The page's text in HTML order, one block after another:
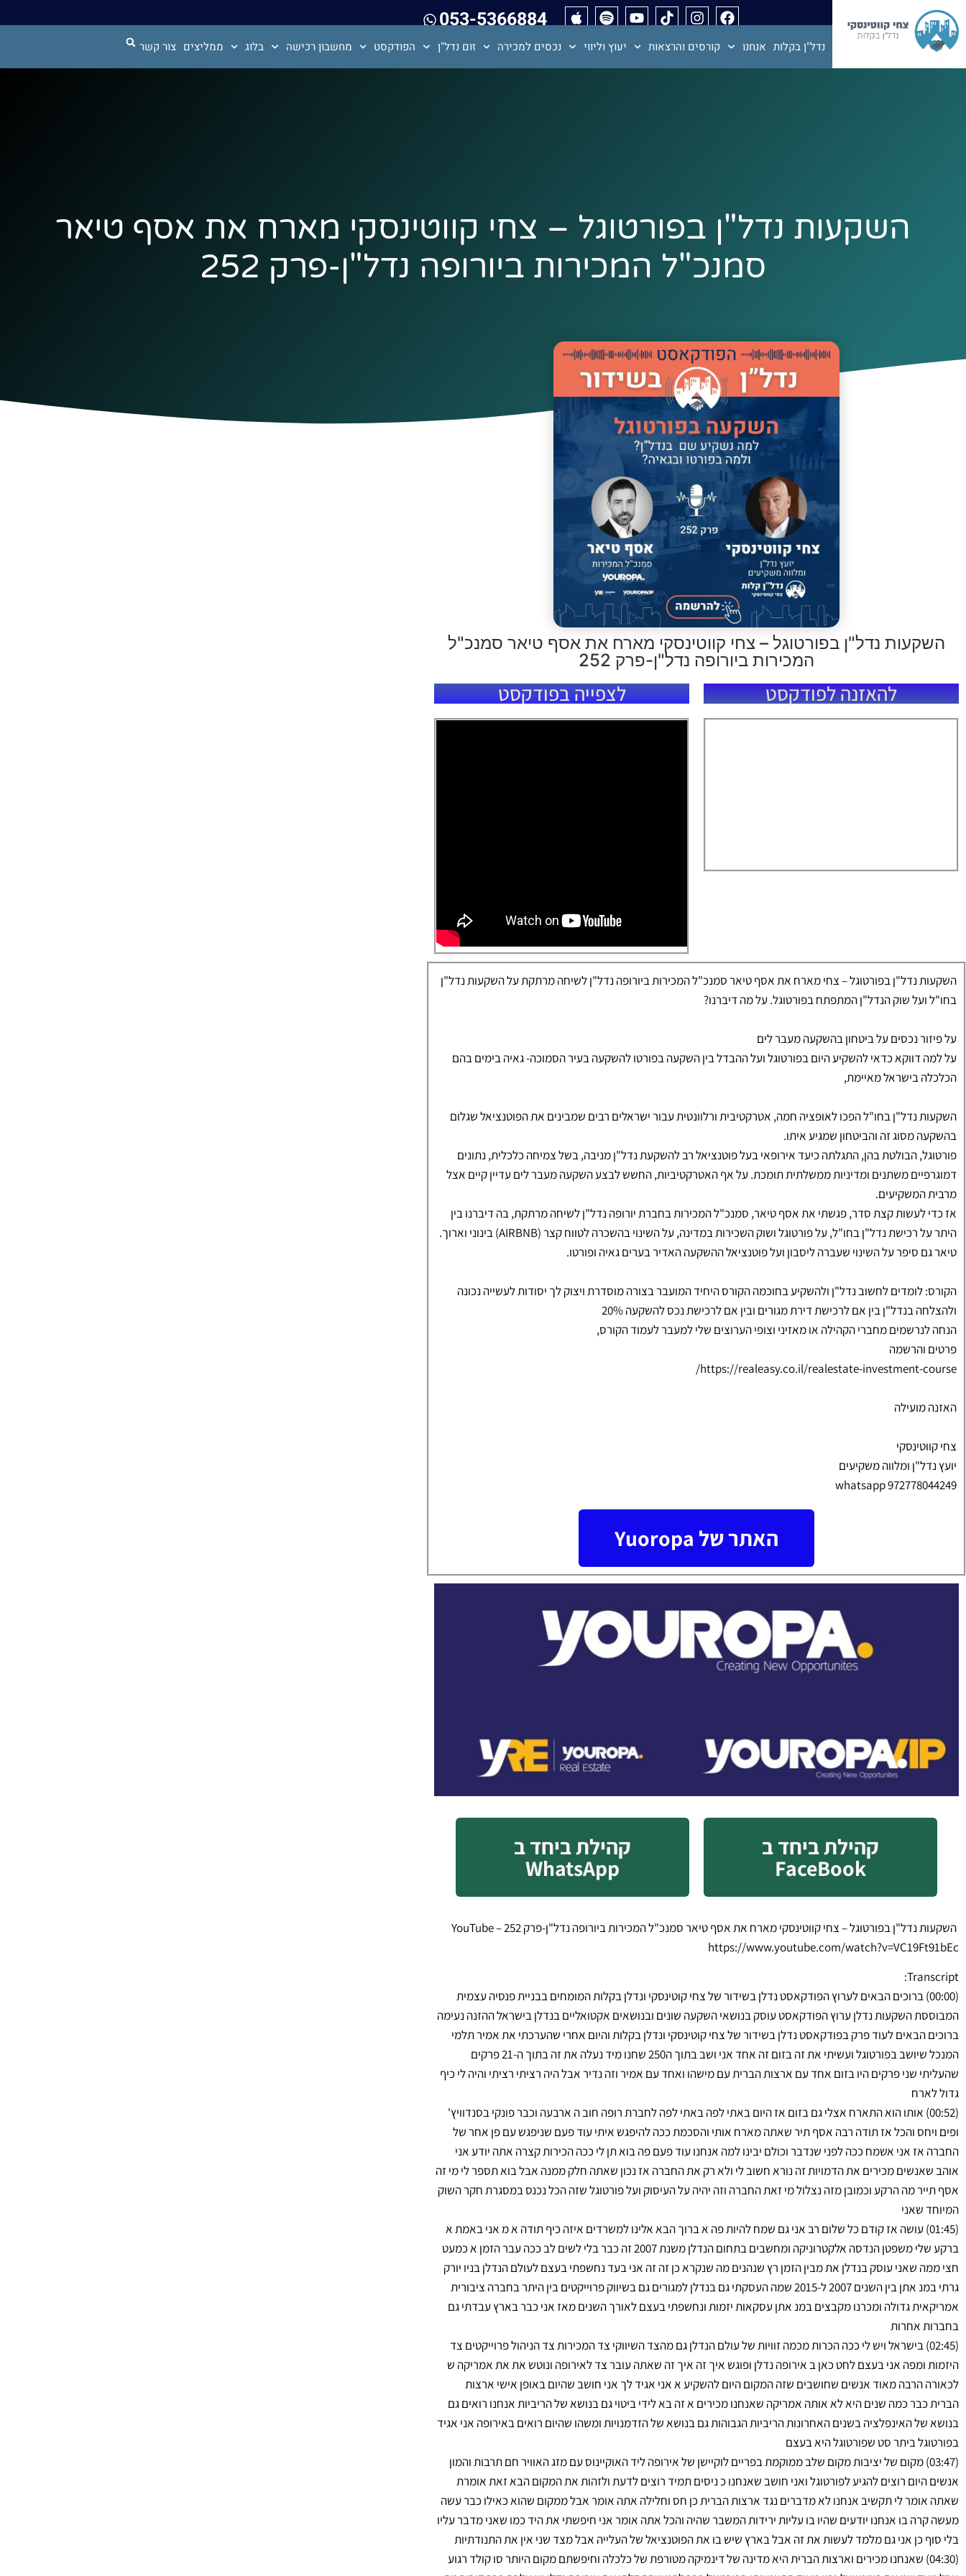
053-5366884
נדל"ן בקלות אנחנו קורסים והרצאות יעוץ וליווי נכסים למכירה זום נדל"ן הפודקסט מחשבון רכישה בלוג ממליצים צור קשר
השקעות נדל"ן בפורטוגל – צחי קווטינסקי מארח את אסף טיאר
סמנכ"ל המכירות ביורופה נדל"ן-פרק 252
השקעות נדל"ן בפורטוגל – צחי קווטינסקי מארח את אסף טיאר סמנכ"ל
המכירות ביורופה נדל"ן-פרק 252
להאזנה לפודקסט לצפייה בפודקסט
השקעות נדל"ן בפורטוגל – צחי מארח את אסף טיאר סמנכ"ל המכירות ביורופה נדל"ן לשיחה מרתקת על השקעות נדל"ן
בחו"ל ועל שוק הנדל"ן המתפתח בפורטוגל. על מה דיברנו?
על פיזור נכסים על ביטחון בהשקעה מעבר לים
על למה דווקא כדאי להשקיע היום בפורטוגל ועל ההבדל בין השקעה בפורטו להשקעה בעיר הסמוכה- גאיה בימים בהם
הכלכלה בישראל מאיימת,
השקעות נדל"ן בחו"ל הפכו לאופציה חמה, אטרקטיבית ורלוונטית עבור ישראלים רבים שמבינים את הפוטנציאל שגלום
בהשקעה מסוג זה והביטחון שמגיע איתו.
פורטוגל, הבולטת בהן, התגלתה כיעד אירופאי בעל פוטנציאל רב להשקעת נדל"ן מניבה, בשל צמיחה כלכלית, נתונים
דמוגרפיים משתנים ומדיניות ממשלתית תומכת. על אף האטרקטיביות, החשש לבצע השקעה מעבר לים עדיין קיים אצל
מרבית המשקיעים.
אז כדי לעשות קצת סדר, פגשתי את אסף טיאר, סמנכ"ל המכירות בחברת יורופה נדל"ן לשיחה מרתקת, בה דיברנו בין
היתר על רכישת נדל"ן בחו"ל, על פורטוגל ושוק השכירות במדינה, על השינוי בהשכרה לטווח קצר (AIRBNB) בינוני וארוך.
טיאר גם סיפר על השינוי שעברה ליסבון ועל פוטנציאל ההשקעה האדיר בערים גאיה ופורטו.
הקורס: לומדים לחשוב נדל"ן ולהשקיע בחוכמה הקורס היחיד המועבר בצורה מוסדרת ויצוק לך יסודות לעשייה נכונה
ולהצלחה בנדל"ן בין אם לרכישת דירת מגורים ובין אם לרכישת נכס להשקעה 20%
הנחה לנרשמים מחברי הקהילה או מאזיני וצופי הערוצים שלי למעבר לעמוד הקורס,
פרטים והרשמה
https://realeasy.co.il/realestate-investment-course/
האזנה מועילה
צחי קווטינסקי
יועץ נדל"ן ומלווה משקיעים
whatsapp 972778044249
האתר של Yuoropa
קהילת ביחד ב
FaceBook
קהילת ביחד ב
WhatsApp
השקעות נדל"ן בפורטוגל – צחי קווטינסקי מארח את אסף טיאר סמנכ"ל המכירות ביורופה נדל"ן-פרק 252 – YouTube
https://www.youtube.com/watch?v=VC19Ft91bEc
Transcript:
(00:00) ברוכים הבאים לערוץ הפודקאסט נדלן בשידור של צחי קוטינסקי ונדלן בקלות המומחים בבניית פנסיה עצמית
המבוססת השקעות נדלן ערוץ הפודקאסט עוסק בנושאי השקעה שונים ובנושאים אקטואליים בנדלן בישראל ההזנה נעימה
ברוכים הבאים לעוד פרק בפודקאסט נדלן בשידור של צחי קוטינסקי ונדלן בקלות והיום אחרי שהערכתי את אמיר תלמי
המנכל שיושב בפורטוגל ועשיתי את זה בזום זה אחד אני ושב בתוך ה250 שחנו מיד נעלה את זה בתוך ה-21 פרקים
שהעליתי שני פרקים היו בזום אחד עם ארצות הברית עם מישהו ואחד עם אמיר וזה נדיר אבל היה רציתי רציתי והיה לי כיף
גדול לארח
(00:52) אותו הוא התארח אצלי גם בזום אז היום באתי לפה באתי לפה לחברת רופה חוב ה ארבעה וכבר פונקי בסנדוויץ'
ופים ויחס והכל אז תודה רבה אסף תיר שאתה מארח אותי והסכמת ככה להיפגש איתי עוד פעם שניפגש עם פן אחר של
החברה אז אני אשמח ככה לפני שנדבר וכולם יבינו למה אנחנו עוד פעם פה בוא תן לי ככה הכירות קצרה אתה יודע אני
אוהב שאנשים מכירים את הדמויות זה נורא חשוב לי ולא רק את החברה אז נכון שאתה חלק ממנה אבל בוא תספר לי מי זה
אסף תייר מה הרקע וכמובן מזה נצלול מי זאת החברה וזה יהיה על העיסוק ועל פורטוגל שזה הכל נכנס במסגרת חקר השוק
המיוחד שאני
(01:45) עושה אז קודם כל שלום רב אני גם שמח להיות פה א ברוך הבא אלינו למשרדים איזה כיף תודה א מ אני באמת א
ברקע שלי משפטן הנדסה אלקטרוניקה ומחשבים בתחום הנדלן משנת 2007 זה כבר בלי לשים לב ככה עבר הזמן א כמעט
חצי ממה שאני עוסק בנדלן את מבין הזמן רץ שנהנים מה שנקרא כן זה זה אני בעד נחשפתי בעצם לעולם הנדלן בניו יורק
גרתי במנ אתן בין השנים 2007 ל-2015 שמה העסקתי גם בנדלן למגורים גם בשיווק פרוייקטים בין היתר בחברה ציבורית
אמריקאית גדולה ומכרנו מקבצים במנ אתן עסקאות יזמות ונחשפתי בעצם לאורך השנים מאז אני כבר בארץ עבדתי גם
בחברות אחרות
(02:45) בישראל ויש לי ככה הכרות מכמה זוויות של עולם הנדלן גם מהצד השיווקי צד המכירות צד הניהול פרוייקטים צד
היזמות ומפה אני בעצם לחט כאן ב אירופה נדלן ופוגש איך זה איך זה שאתה עובר צד לאירופה ונוטש את את אמריקה ש
לכאורה הרבה מאוד אנשים שחושבים שזה המקום היום להשקיע א אני אגיד לך אני חושב שהיום באופן אישי ארצות
הברית כבר כמה שנים היא לא אותה אמריקה שאנחנו מכירים א זה בא לידי ביטוי גם בנושא של הריביות אנחנו רואים גם
בנושא של האינפלציה בשנים האחרונות הריביות הגבוהות גם בנושא של הזדמנויות ומשהו שהיום רואים באירופה אני אגיד
בפורטוגל ביתר סט שפורטוגל היא בעצם
(03:47) מקום של יציבות מקום שלב ממוקמת בפריים לוקיישן של אירופה ליד האוקיינוס עם מזג האוויר חם תרבות והמון
אנשים היום רוצים להגיע לפורטוגל ואני חושב שאנחנו כ ניסים תמיד רוצים לדעת ולזהות את המקום הבא זאת אומרת
שאתה אומר לי תקשיב אנחנו לא מדברים נגד ארצות הברית כן חס וחלילה אתה אומר אבל ממקום שהוא כאילו כבר עשה
מעשה קרה בו אנחנו יודעים שהיו בו עליות ירידות המשבר שהיה והכל אתה אומר אני חיפשתי את היד כמו שאני מדבר עליו
בלי סוף כן אני גם מלמד לעשות את זה אבל בארץ שיש בו את הפוטנציאל של העלייה אבל מצד שני אין את התנודתיות
(04:30) שאנחנו מכירים וארצות הברית היא מדינה של דינמיקה מטורפת של כלכלה וחיפשתם מקום היותר סו קולד רגוע